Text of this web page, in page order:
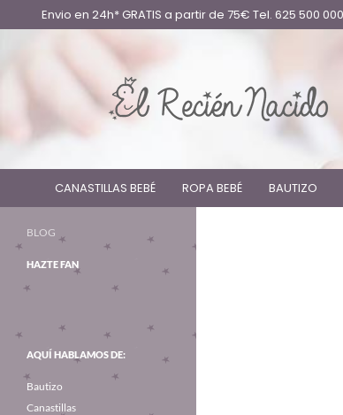
Envio en 24h* GRATIS a partir de 75€ Tel. 625 500 000
CANASTILLAS BEBÉ ROPA BEBÉ BAUTIZO
BLOG
HAZTE FAN
AQUÍ HABLAMOS DE:
Bautizo
Canastillas